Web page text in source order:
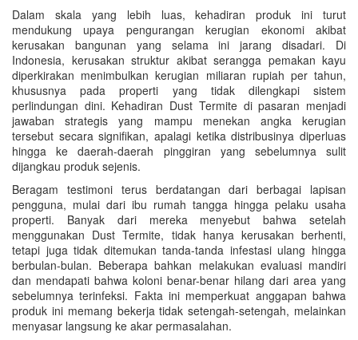
Dalam skala yang lebih luas, kehadiran produk ini turut
mendukung upaya pengurangan kerugian ekonomi akibat
kerusakan bangunan yang selama ini jarang disadari. Di
Indonesia, kerusakan struktur akibat serangga pemakan kayu
diperkirakan menimbulkan kerugian miliaran rupiah per tahun,
khususnya pada properti yang tidak dilengkapi sistem
perlindungan dini. Kehadiran Dust Termite di pasaran menjadi
jawaban strategis yang mampu menekan angka kerugian
tersebut secara signifikan, apalagi ketika distribusinya diperluas
hingga ke daerah-daerah pinggiran yang sebelumnya sulit
dijangkau produk sejenis.
Beragam testimoni terus berdatangan dari berbagai lapisan
pengguna, mulai dari ibu rumah tangga hingga pelaku usaha
properti. Banyak dari mereka menyebut bahwa setelah
menggunakan Dust Termite, tidak hanya kerusakan berhenti,
tetapi juga tidak ditemukan tanda-tanda infestasi ulang hingga
berbulan-bulan. Beberapa bahkan melakukan evaluasi mandiri
dan mendapati bahwa koloni benar-benar hilang dari area yang
sebelumnya terinfeksi. Fakta ini memperkuat anggapan bahwa
produk ini memang bekerja tidak setengah-setengah, melainkan
menyasar langsung ke akar permasalahan.